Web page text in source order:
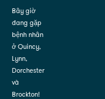
Bây giờ
đang gặp
bệnh nhân
ở Quincy,
Lynn,
Dorchester
và
Brockton!